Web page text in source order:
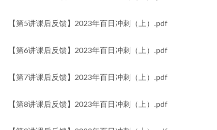
【第5讲课后反馈】2023年百日冲刺（上）.pdf
【第6讲课后反馈】2023年百日冲刺（上）.pdf
【第7讲课后反馈】2023年百日冲刺（上）.pdf
【第8讲课后反馈】2023年百日冲刺（上）.pdf